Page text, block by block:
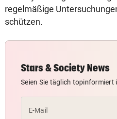
regelmäßige
schützen.
Stars & Society News
Seien Sie täglich topinformiert
E-Mail